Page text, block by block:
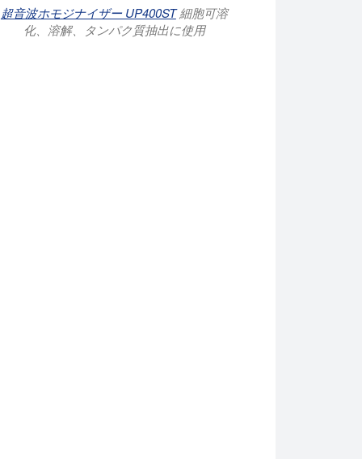
超音波ホモジナイザー UP400ST細胞可溶
化、溶解、タンパク質抽出に使用